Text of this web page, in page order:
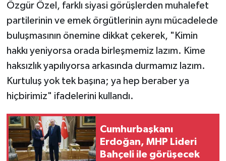
Özgür Özel, farklı siyasi görüşlerden muhalefet
partilerinin ve emek örgütlerinin aynı mücadelede
buluşmasının önemine dikkat çekerek, "Kimin
hakkı yeniyorsa orada birleşmemiz lazım. Kime
haksızlık yapılıyorsa arkasında durmamız lazım.
Kurtuluş yok tek başına; ya hep beraber ya
hiçbirimiz" ifadelerini kullandı.
Cumhurbaşkanı
Erdoğan, MHP Lideri
Bahçeli ile görüşecek